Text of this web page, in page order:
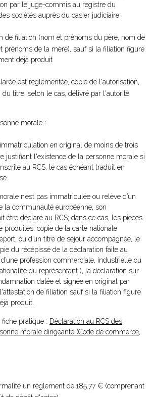
par le juge-commis au registre du
sociétés auprès du casier judiciaire
de filiation (nom et prénoms du père, nom de
prénoms de la mère), sauf si la filiation figure
déjà produit
est réglementée, copie de l'autorisation,
titre, selon le cas, délivré par l'autorité
morale :
en original de moins de trois
justifiant l'existence de la personne morale si
au RCS, le cas échéant traduit en
n’est pas immatriculée ou relève d’un
la communauté européenne, son
être déclaré au RCS; dans ce cas, les pièces
produites: copie de la carte nationale
ou d’un titre de séjour accompagnée, le
du récépissé de la déclaration faite au
d’une profession commerciale, industrielle ou
du représentant ), la déclaration sur
datée et signée en original par
l'attestation de filiation sauf si la filiation figure
produit.
pratique : Déclaration au RCS des
morale dirigeante (Code de commerce,
un règlement de185.77 € (comprenant